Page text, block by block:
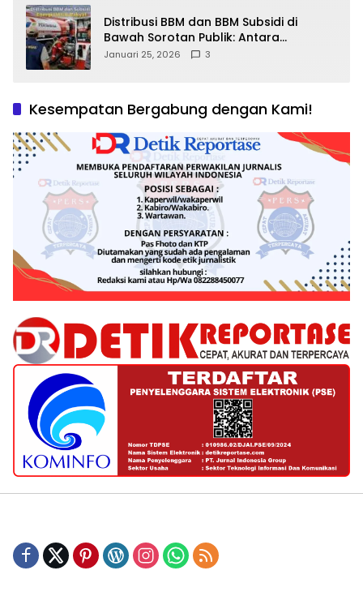
Distribusi BBM dan BBM Subsidi di
Bawah Sorotan Publik: Antara
Kepentingan Negara, Hak Konsumen,
Januari 25, 2026 3
Kesempatan Bergabung dengan Kami!